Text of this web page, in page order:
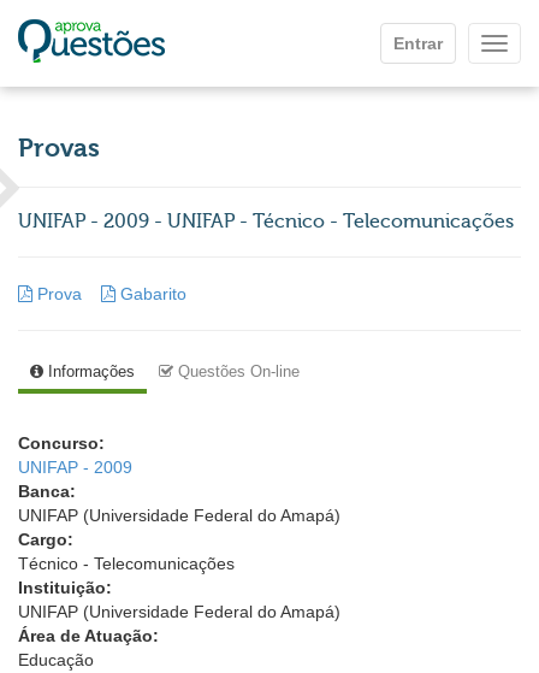
Entrar
Provas
UNIFAP - 2009 - UNIFAP - Técnico - Telecomunicações
Prova Gabarito
Informações Questões On-line
Concurso:
UNIFAP - 2009
Banca:
UNIFAP (Universidade Federal do Amapá)
Cargo:
Técnico - Telecomunicações
Instituição:
UNIFAP (Universidade Federal do Amapá)
Área de Atuação:
Educação